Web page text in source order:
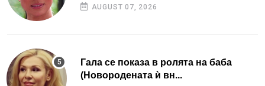
AUGUST 07, 2026
Гала се показа в ролята на баба
(Новородената ѝ вн...